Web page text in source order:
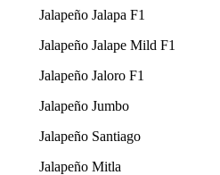
Jalapeño Jalapa F1
Jalapeño Jalape Mild F1
Jalapeño Jaloro F1
Jalapeño Jumbo
Jalapeño Santiago
Jalapeño Mitla